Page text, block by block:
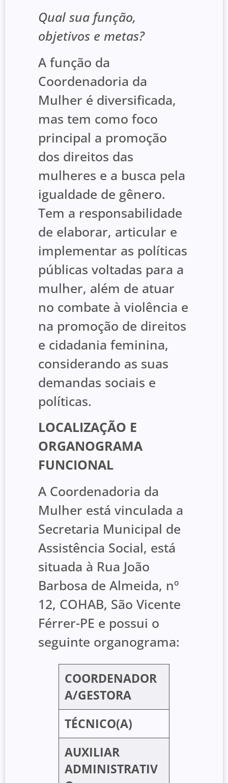
Qual sua função,
objetivos e metas?
A função da
Coordenadoria da
Mulher é diversificada,
mas tem como foco
principal a promoção
dos direitos das
mulheres e a busca pela
igualdade de gênero.
Tem a responsabilidade
de elaborar, articular e
implementar as políticas
públicas voltadas para a
mulher, além de atuar
no combate à violência e
na promoção de direitos
e cidadania feminina,
considerando as suas
demandas sociais e
políticas.
LOCALIZAÇÃO E
ORGANOGRAMA
FUNCIONAL
A Coordenadoria da
Mulher está vinculada a
Secretaria Municipal de
Assistência Social, está
situada à Rua João
Barbosa de Almeida, nº
12, COHAB, São Vicente
Férrer-PE e possui o
seguinte organograma:
COORDENADOR
A/GESTORA
TÉCNICO(A)
AUXILIAR
ADMINISTRATIV